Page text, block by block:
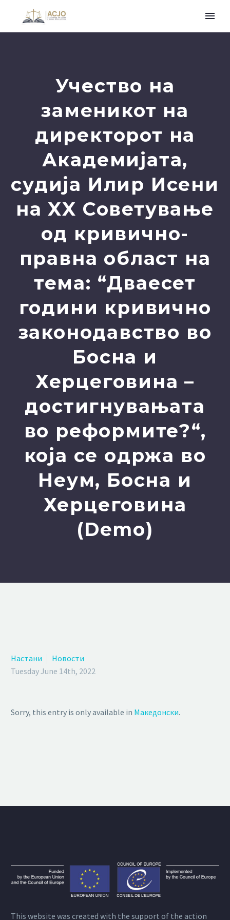
Учество на
заменикот на
директорот на
Академијата,
судија Илир Исени
на XX Советување
од кривично-
правна област на
тема: “Дваесет
години кривично
законодавство во
Босна и
Херцеговина –
достигнувањата
во реформите?“,
која се одржа во
Неум, Босна и
Херцеговина
(Demo)
Настани
Новости
Tuesday June 14th, 2022
Sorry, this entry is only available in Македонски.
This website was created with the support of the action